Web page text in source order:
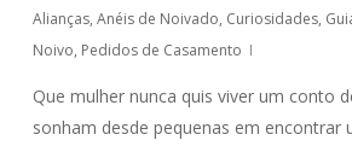
Alianças, Anéis de Noivado, Curiosidades,
Noivo, Pedidos de Casamento
Que mulher nunca quis viver um conto
sonham desde pequenas em encontrar